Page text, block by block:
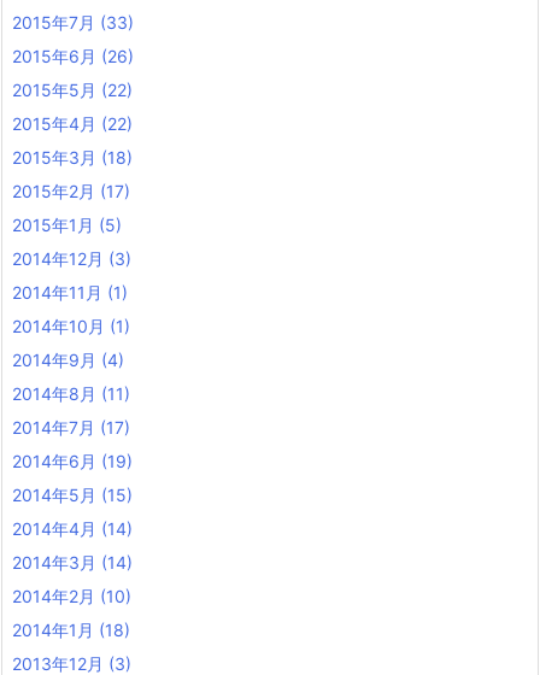
2015年7月 (33)
2015年6月 (26)
2015年5月 (22)
2015年4月 (22)
2015年3月 (18)
2015年2月 (17)
2015年1月 (5)
2014年12月 (3)
2014年11月 (1)
2014年10月 (1)
2014年9月 (4)
2014年8月 (11)
2014年7月 (17)
2014年6月 (19)
2014年5月 (15)
2014年4月 (14)
2014年3月 (14)
2014年2月 (10)
2014年1月 (18)
2013年12月 (3)